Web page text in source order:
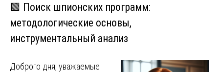
🟩 Поиск шпионских программ:
методологические основы,
инструментальный анализ
Доброго дня, уважаемые